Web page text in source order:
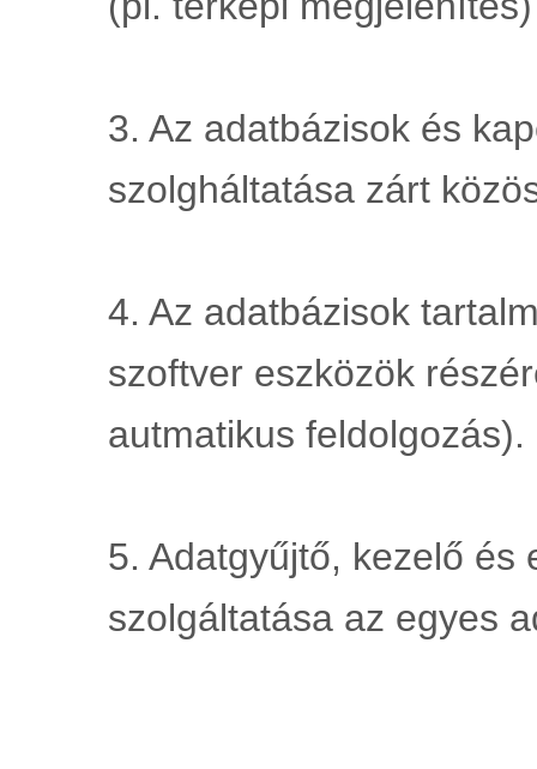
3. Az adatbázisok és
szolgháltatása zárt
4. Az adatbázisok
szoftver eszközök
autmatikus feldolgozás).
5. Adatgyűjtő, kezelő és
szolgáltatása az egyes